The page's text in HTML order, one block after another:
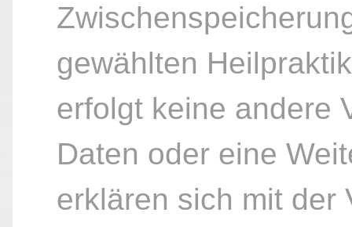
gewählten
erfolgt keine andere
Daten oder eine
erklären sich mit der